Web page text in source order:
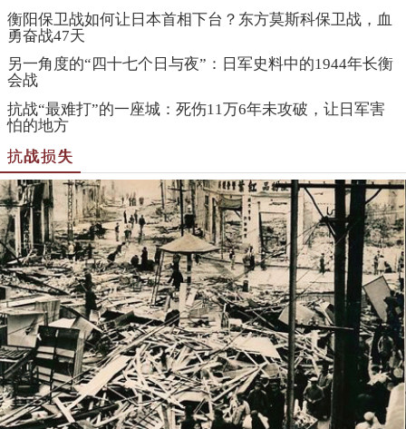
衡阳保卫战如何让日本首相下台？东方莫斯科保卫战，血
勇奋战47天
另一角度的“四十七个日与夜”：日军史料中的1944年长衡
会战
抗战“最难打”的一座城：死伤11万6年未攻破，让日军害
怕的地方
抗战损失